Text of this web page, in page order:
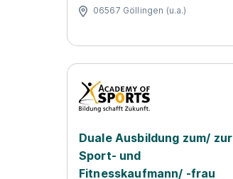
06567 Göllingen (u.a.)
Duale Ausbildung zum/ zur
Sport- und
Fitnesskaufmann/ -frau